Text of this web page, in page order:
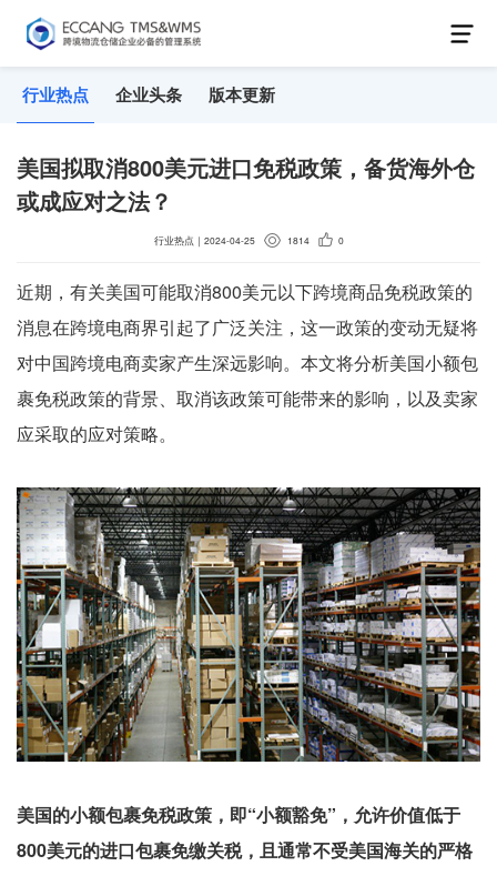
行业热点 企业头条 版本更新
美国拟取消800美元进口免税政策，备货海外仓
或成应对之法？
行业热点 ｜ 2024-04-25 1814 0
近期，有关美国可能取消800美元以下跨境商品免税政策的
消息在跨境电商界引起了广泛关注，这一政策的变动无疑将
对中国跨境电商卖家产生深远影响。本文将分析美国小额包
裹免税政策的背景、取消该政策可能带来的影响，以及卖家
应采取的应对策略。
美国的小额包裹免税政策，即“小额豁免”，允许价值低于
800美元的进口包裹免缴关税，且通常不受美国海关的严格